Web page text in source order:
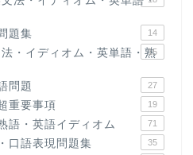
題集 14
・イディオム・英単語・熟
15
問題 27
重要事項 19
語・英語イディオム 71
口語表現問題集 35